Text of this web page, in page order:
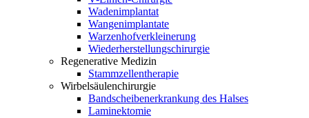
Wadenimplantat
Wangenimplantate
Warzenhofverkleinerung
Wiederherstellungschirurgie
Regenerative Medizin
Stammzellentherapie
Wirbelsäulenchirurgie
Bandscheibenerkrankung des Halses
Laminektomie